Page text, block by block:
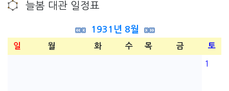
늘봄 대관 일정표
1931년 8월
일 월 화 수 목 금 토
1